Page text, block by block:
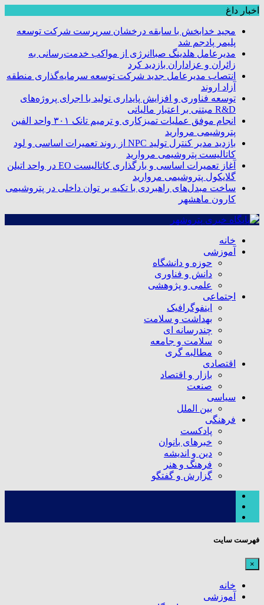
اخبار داغ
مجید خدابخش با سابقه درخشان سرپرست شرکت توسعه
پلیمر پادجم شد
مدیرعامل هلدینگ صباانرژی از مواکب خدمت‌رسانی به
زائران و عزاداران بازدید کرد
انتصاب مدیرعامل جدید شرکت توسعه سرمایه‌گذاری منطقه
آزاد اروند
توسعه فناوری و افزایش پایداری تولید با اجرای پروژه‌های
R&D مبتنی بر اعتبار مالیاتی
انجام موفق عملیات تمیزکاری و ترمیم تانک ۳۰۱ واحد الفین
پتروشیمی مروارید
بازدید مدیر کنترل تولید NPC از روند تعمیرات اساسی و لود
کاتالیست پتروشیمی مروارید
آغاز تعمیرات اساسی و بارگذاری کاتالیست EO در واحد اتیلن
گلایکول پتروشیمی مروارید
ساخت مبدل‌های راهبردی با تکیه بر توان داخلی در پتروشیمی
کارون ماهشهر
خانه
آموزشی
حوزه و دانشگاه
دانش و فناوری
علمی و پژوهشی
اجتماعی
اینفوگرافیک
بهداشت و سلامت
چندرسانه ای
سلامت و جامعه
مطالبه گری
اقتصادی
بازار و اقتصاد
صنعت
سیاسی
بین الملل
فرهنگی
پادکست
خبرهای بانوان
دین و اندیشه
فرهنگ و هنر
گزارش و گفتگو
فهرست سایت
×
خانه
آموزشی